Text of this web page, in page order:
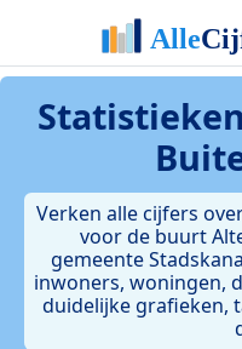
Statistieken
Verken alle cijfers
voor de buurt
gemeente
inwoners, woningen,
duidelijke grafieken,